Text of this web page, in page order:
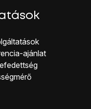
ajánlat